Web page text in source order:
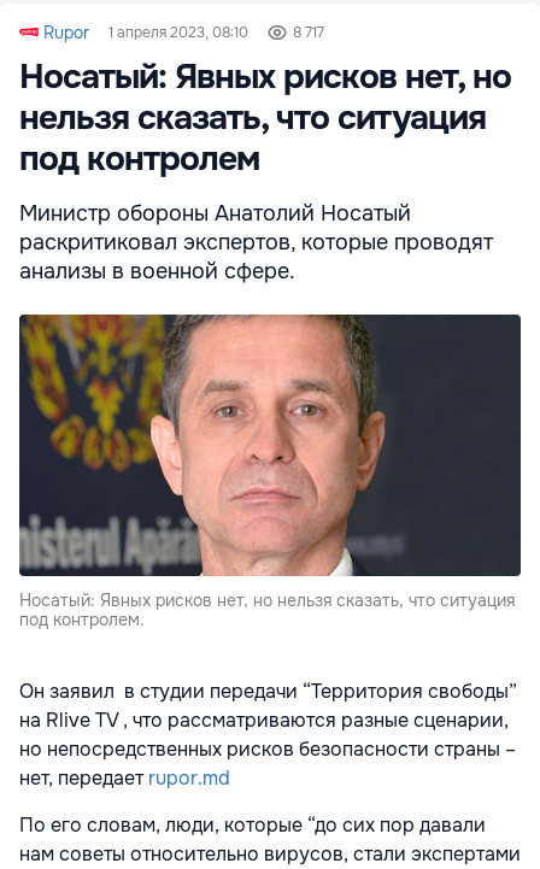
Rupor 1 апреля 2023, 08:10 8 717
Носатый: Явных рисков нет, но
нельзя сказать, что ситуация
под контролем
Министр обороны Анатолий Носатый
раскритиковал экспертов, которые проводят
анализы в военной сфере.
Носатый: Явных рисков нет, но нельзя сказать, что ситуация
под контролем.
Он заявил в студии передачи “Территория свободы”
на Rlive TV , что рассматриваются разные сценарии,
но непосредственных рисков безопасности страны –
нет, передаетrupor.md
По его словам, люди, которые “до сих пор давали
нам советы относительно вирусов, стали экспертами